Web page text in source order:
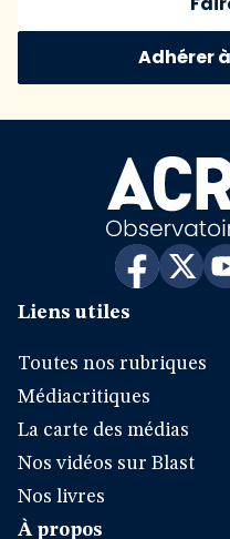
Adhérer
Liens utiles
Toutes nos rubriques
Médiacritiques
La carte des médias
Nos vidéos sur Blast
Nos livres
À propos